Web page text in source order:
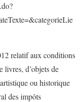
relatif aux conditions
livres, d’objets de
ou historique
des impôts